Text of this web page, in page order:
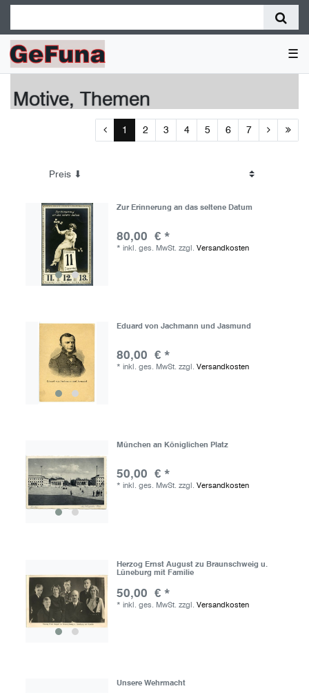
☰
Motive, Themen
1 2 3 4 5 6 7
Zur Erinnerung an das seltene Datum
80,00 € *
* inkl. ges. MwSt. zzgl. Versandkosten
Eduard von Jachmann und Jasmund
80,00 € *
* inkl. ges. MwSt. zzgl. Versandkosten
München an Königlichen Platz
50,00 € *
* inkl. ges. MwSt. zzgl. Versandkosten
Herzog Ernst August zu Braunschweig u.
Lüneburg mit Familie
50,00 € *
* inkl. ges. MwSt. zzgl. Versandkosten
Unsere Wehrmacht